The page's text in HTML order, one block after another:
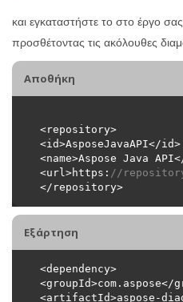
και εγκαταστήστε το στο έργο
προσθέτοντας τις ακόλουθες
Αποθήκη
<url>https: //
Εξάρτηση